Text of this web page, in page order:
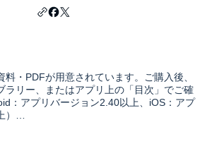
・PDFが用意されています。ご購入後、
ラリー、またはアプリ上の「目次」でご確
：アプリバージョン2.40以上、iOS：アプ
日本のＥＥＺ（排他的経済水域）は、“資源